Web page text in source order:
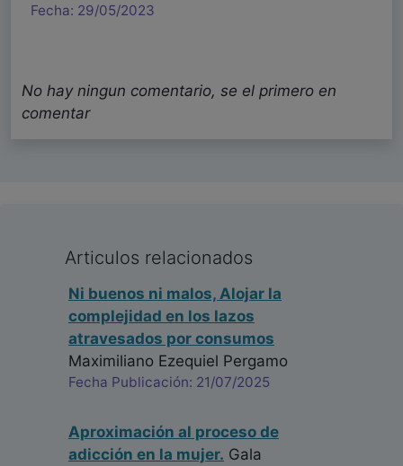
Fecha: 29/05/2023
No hay ningun comentario, se el primero en
comentar
Articulos relacionados
Ni buenos ni malos, Alojar la
complejidad en los lazos
atravesados por consumos
Maximiliano Ezequiel Pergamo
Fecha Publicación: 21/07/2025
Aproximación al proceso de
adicción en la mujer. Gala